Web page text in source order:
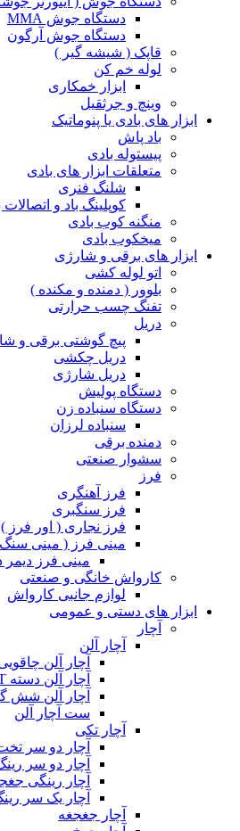
دستگاه جوش MMA
دستگاه جوش آرگون
قاپک ( شیشه گیر )
لوله خم کن
ابزار خمکاری
وینچ و جرثقیل
ابزار های بادی یا پنوماتیک
باد پاش
پیستوله بادی
متعلقات ابزار های بادی
شلنگ فنری
کوپلینگ باد و اتصالات
منگنه کوب بادی
میخکوب بادی
ابزار های برقی و شارژی
اتو لوله کشی
بلوور ( دمنده و مکنده )
تفنگ چسب حرارتی
دریل
پیچ گوشتی برقی و
دریل چکشی
دریل شارژی
دستگاه پولیش
دستگاه سنباده زن
سنباده لرزان
دمنده برقی
سشوار صنعتی
فرز
فرز آهنگری
فرز سنگبری
فرز نجاری ( اور فرز )
مینی فرز ( مینی
مینی فرز دیمر
کارواش خانگی و صنعتی
لوازم جانبی کارواش
ابزار های دستی و عمومی
آچار
آچار آلن
آچار آلن
آچار آلن دسته T
آچار آلن شش
ست آچار آلن
آچار تکی
آچار دو سر
آچار دو سر
آچار رینگی
آچار یک سر
آچار جغجغه